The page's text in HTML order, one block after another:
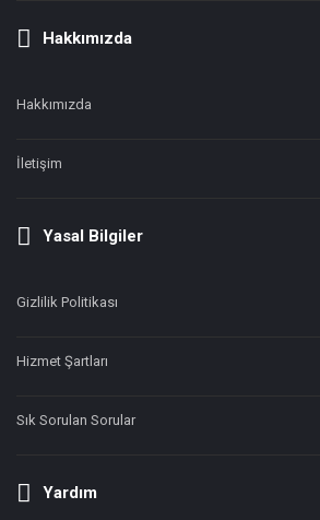
Hakkımızda
Hakkımızda
İletişim
Yasal Bilgiler
Gizlilik Politikası
Hizmet Şartları
Sık Sorulan Sorular
Yardım